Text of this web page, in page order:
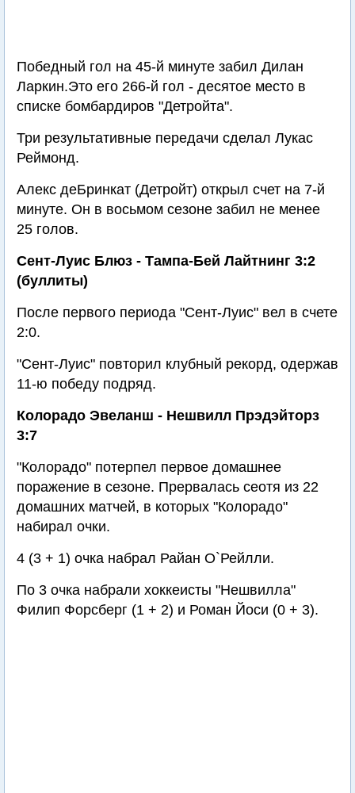
Победный гол на 45-й минуте забил Дилан
Ларкин.Это его 266-й гол - десятое место в
списке бомбардиров "Детройта".
Три результативные передачи сделал Лукас
Реймонд.
Алекс деБринкат (Детройт) открыл счет на 7-й
минуте. Он в восьмом сезоне забил не менее
25 голов.
Сент-Луис Блюз - Тампа-Бей Лайтнинг 3:2
(буллиты)
После первого периода "Сент-Луис" вел в счете
2:0.
"Сент-Луис" повторил клубный рекорд, одержав
11-ю победу подряд.
Колорадо Эвеланш - Нешвилл Прэдэйторз
3:7
"Колорадо" потерпел первое домашнее
поражение в сезоне. Прервалась сеотя из 22
домашних матчей, в которых "Колорадо"
набирал очки.
4 (3 + 1) очка набрал Райан О`Рейлли.
По 3 очка набрали хоккеисты "Нешвилла"
Филип Форсберг (1 + 2) и Роман Йоси (0 + 3).